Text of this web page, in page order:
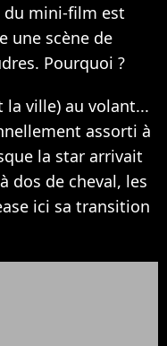
mini-film est
une scène de
Pourquoi ?
la ville) au volant...
assorti à
la star arrivait
dos de cheval, les
ici sa transition